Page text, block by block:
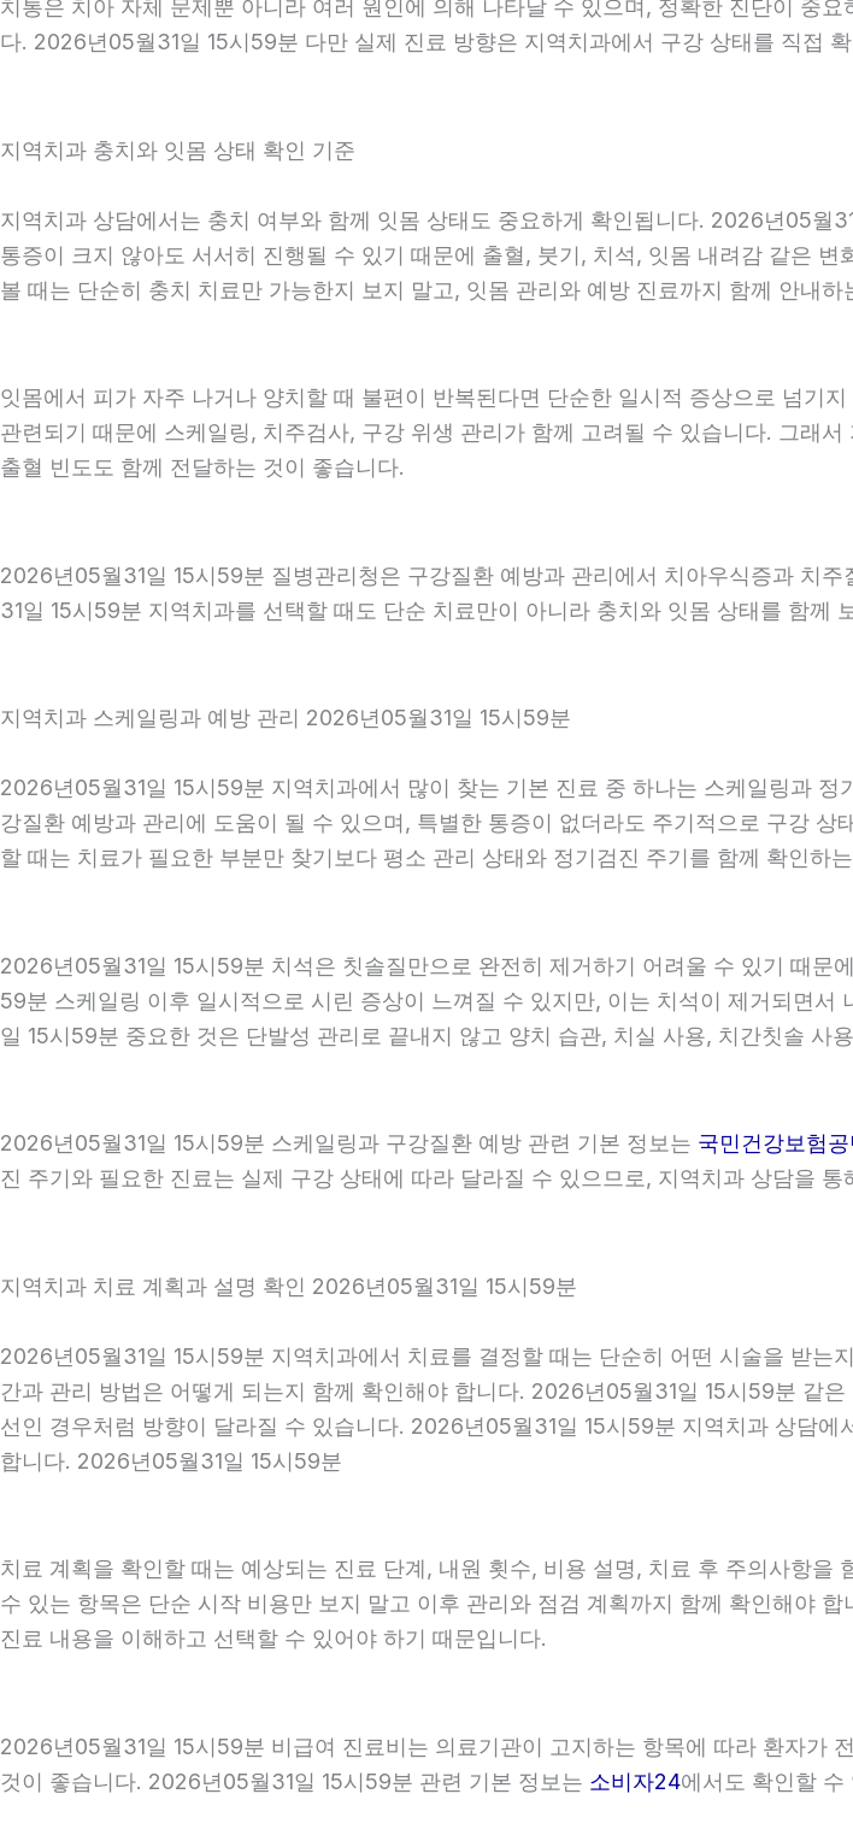
치통은 치아 자체 문제뿐 아니라 여러 원인에 의해 나타날 수 있으며, 정확한 진단이 중
다. 2026년05월31일 15시59분 다만 실제 진료 방향은 지역치과에서 구강 상태를 직접
지역치과 충치와 잇몸 상태 확인 기준
지역치과 상담에서는 충치 여부와 함께 잇몸 상태도 중요하게 확인됩니다. 2026년05월
통증이 크지 않아도 서서히 진행될 수 있기 때문에 출혈, 붓기, 치석, 잇몸 내려감 같은
볼 때는 단순히 충치 치료만 가능한지 보지 말고, 잇몸 관리와 예방 진료까지 함께 안내
잇몸에서 피가 자주 나거나 양치할 때 불편이 반복된다면 단순한 일시적 증상으로 넘기
관련되기 때문에 스케일링, 치주검사, 구강 위생 관리가 함께 고려될 수 있습니다. 그래
출혈 빈도도 함께 전달하는 것이 좋습니다.
2026년05월31일 15시59분 질병관리청은 구강질환 예방과 관리에서 치아우식증과 치
31일 15시59분 지역치과를 선택할 때도 단순 치료만이 아니라 충치와 잇몸 상태를 함
지역치과 스케일링과 예방 관리 2026년05월31일 15시59분
2026년05월31일 15시59분 지역치과에서 많이 찾는 기본 진료 중 하나는 스케일링과
강질환 예방과 관리에 도움이 될 수 있으며, 특별한 통증이 없더라도 주기적으로 구강
할 때는 치료가 필요한 부분만 찾기보다 평소 관리 상태와 정기검진 주기를 함께 확인하
2026년05월31일 15시59분 치석은 칫솔질만으로 완전히 제거하기 어려울 수 있기 때
59분 스케일링 이후 일시적으로 시린 증상이 느껴질 수 있지만, 이는 치석이 제거되면
일 15시59분 중요한 것은 단발성 관리로 끝내지 않고 양치 습관, 치실 사용, 치간칫솔
2026년05월31일 15시59분 스케일링과 구강질환 예방 관련 기본 정보는 국민건강보험
진 주기와 필요한 진료는 실제 구강 상태에 따라 달라질 수 있으므로, 지역치과 상담을
지역치과 치료 계획과 설명 확인 2026년05월31일 15시59분
2026년05월31일 15시59분 지역치과에서 치료를 결정할 때는 단순히 어떤 시술을 받
간과 관리 방법은 어떻게 되는지 함께 확인해야 합니다. 2026년05월31일 15시59분 같
선인 경우처럼 방향이 달라질 수 있습니다. 2026년05월31일 15시59분 지역치과 상담
합니다. 2026년05월31일 15시59분
치료 계획을 확인할 때는 예상되는 진료 단계, 내원 횟수, 비용 설명, 치료 후 주의사항
수 있는 항목은 단순 시작 비용만 보지 말고 이후 관리와 점검 계획까지 함께 확인해야
진료 내용을 이해하고 선택할 수 있어야 하기 때문입니다.
2026년05월31일 15시59분 비급여 진료비는 의료기관이 고지하는 항목에 따라 환자가
것이 좋습니다. 2026년05월31일 15시59분 관련 기본 정보는 소비자24에서도 확인할